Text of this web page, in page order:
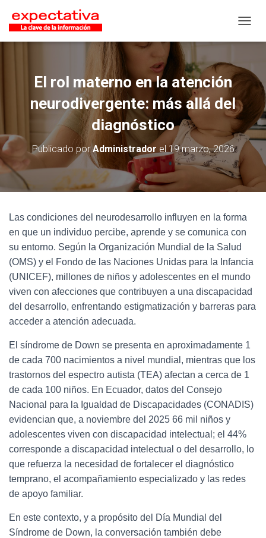
El rol materno en la atención
neurodivergente: más allá del
diagnóstico
Publicado porAdministrador el19 marzo, 2026
Las condiciones del neurodesarrollo influyen en la forma
en que un individuo percibe, aprende y se comunica con
su entorno. Según la Organización Mundial de la Salud
(OMS) y el Fondo de las Naciones Unidas para la Infancia
(UNICEF), millones de niños y adolescentes en el mundo
viven con afecciones que contribuyen a una discapacidad
del desarrollo, enfrentando estigmatización y barreras para
acceder a atención adecuada.
El síndrome de Down se presenta en aproximadamente 1
de cada 700 nacimientos a nivel mundial, mientras que los
trastornos del espectro autista (TEA) afectan a cerca de 1
de cada 100 niños. En Ecuador, datos del Consejo
Nacional para la Igualdad de Discapacidades (CONADIS)
evidencian que, a noviembre del 2025 66 mil niños y
adolescentes viven con discapacidad intelectual; el 44%
corresponde a discapacidad intelectual o del desarrollo, lo
que refuerza la necesidad de fortalecer el diagnóstico
temprano, el acompañamiento especializado y las redes
de apoyo familiar.
En este contexto, y a propósito del Día Mundial del
Síndrome de Down, la conversación también debe